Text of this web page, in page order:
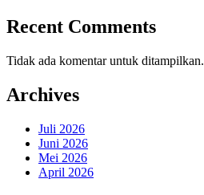
Recent Comments
Tidak ada komentar untuk ditampilkan.
Archives
Juli 2026
Juni 2026
Mei 2026
April 2026